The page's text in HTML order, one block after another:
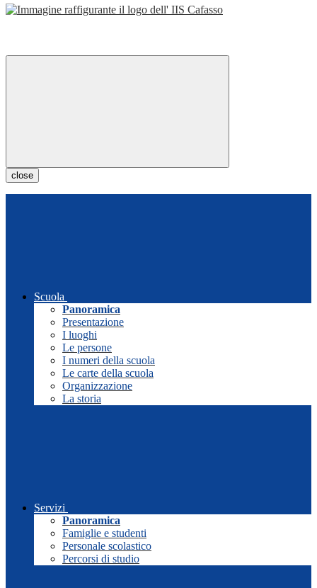
close
Scuola
Panoramica
Presentazione
I luoghi
Le persone
I numeri della scuola
Le carte della scuola
Organizzazione
La storia
Servizi
Panoramica
Famiglie e studenti
Personale scolastico
Percorsi di studio